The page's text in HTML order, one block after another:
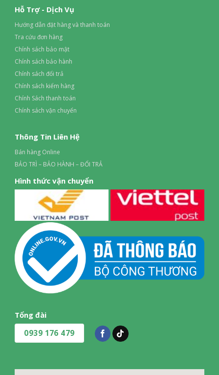
Hỗ Trợ - Dịch Vụ
Hướng dẫn đặt hàng và thanh toán
Tra cứu đơn hàng
Chính sách bảo mật
Chính sách bảo hành
Chính sách đổi trả
Chính sách kiểm hàng
Chính Sách thanh toán
Chính sách vận chuyển
Thông Tin Liên Hệ
Bán hàng Online
BẢO TRÌ – BẢO HÀNH – ĐỔI TRẢ
Hình thức vận chuyển
Tổng đài
0939 176 479